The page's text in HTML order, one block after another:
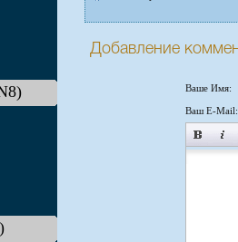
Добавление
Ваше Имя:
Ваш E-Mail: